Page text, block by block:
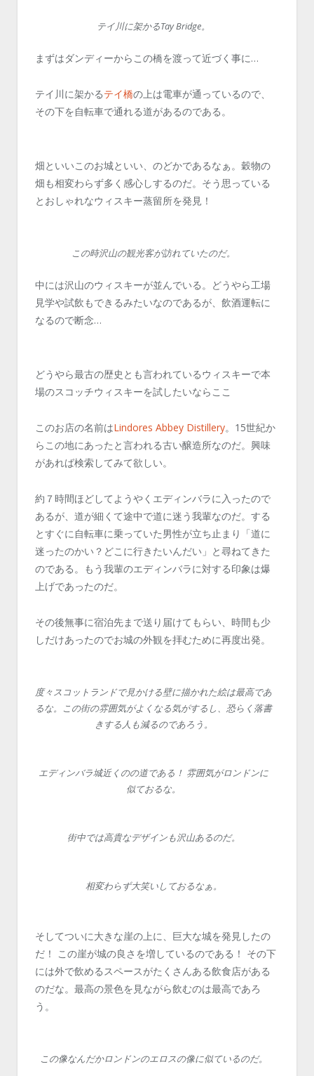
テイ川に架かるTay Bridge。
まずはダンディーからこの橋を渡って近づく事に…
テイ川に架かるテイ橋の上は電車が通っているので、
その下を自転車で通れる道があるのである。
畑といいこのお城といい、のどかであるなぁ。穀物の
畑も相変わらず多く感心しするのだ。そう思っている
とおしゃれなウィスキー蒸留所を発見！
この時沢山の観光客が訪れていたのだ。
中には沢山のウィスキーが並んでいる。どうやら工場
見学や試飲もできるみたいなのであるが、飲酒運転に
なるので断念…
どうやら最古の歴史とも言われているウィスキーで本
場のスコッチウィスキーを試したいならここ
このお店の名前はLindores Abbey Distillery。15世紀か
らこの地にあったと言われる古い醸造所なのだ。興味
があれば検索してみて欲しい。
約７時間ほどしてようやくエディンバラに入ったので
あるが、道が細くて途中で道に迷う我輩なのだ。する
とすぐに自転車に乗っていた男性が立ち止まり「道に
迷ったのかい？どこに行きたいんだい」と尋ねてきた
のである。もう我輩のエディンバラに対する印象は爆
上げであったのだ。
その後無事に宿泊先まで送り届けてもらい、時間も少
しだけあったのでお城の外観を拝むために再度出発。
度々スコットランドで見かける壁に描かれた絵は最高であ
るな。この街の雰囲気がよくなる気がするし、恐らく落書
きする人も減るのであろう。
エディンバラ城近くのの道である！ 雰囲気がロンドンに
似ておるな。
街中では高貴なデザインも沢山あるのだ。
相変わらず大笑いしておるなぁ。
そしてついに大きな崖の上に、巨大な城を発見したの
だ！ この崖が城の良さを増しているのである！ その下
には外で飲めるスペースがたくさんある飲食店がある
のだな。最高の景色を見ながら飲むのは最高であろ
う。
この像なんだかロンドンのエロスの像に似ているのだ。